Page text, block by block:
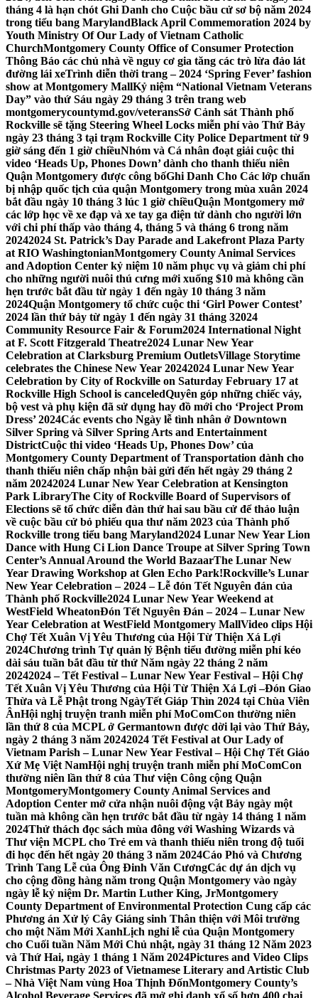
tháng 4 là hạn chót Ghi Danh cho Cuộc bầu cử sơ bộ năm 2024
trong tiểu bang MarylandBlack April Commemoration 2024 by
Youth Ministry Of Our Lady of Vietnam Catholic
ChurchMontgomery County Office of Consumer Protection
Thông Báo các chủ nhà về nguy cơ gia tăng các trò lừa đảo lát
đường lái xeTrình diễn thời trang – 2024 ‘Spring Fever’ fashion
show at Montgomery MallKỷ niệm “National Vietnam Veterans
Day” vào thứ Sáu ngày 29 tháng 3 trên trang web
montgomerycountymd.gov/veteransSở Cảnh sát Thành phố
Rockville sẽ tặng Steering Wheel Locks miễn phí vào Thứ Bảy
ngày 23 tháng 3 tại trạm Rockville City Police Department từ 9
giờ sáng đến 1 giờ chiềuNhóm và Cá nhân đoạt giải cuộc thi
video ‘Heads Up, Phones Down’ dành cho thanh thiếu niên
Quận Montgomery được công bốGhi Danh Cho Các lớp chuẩn
bị nhập quốc tịch của quận Montgomery trong mùa xuân 2024
bắt đầu ngày 10 tháng 3 lúc 1 giờ chiềuQuận Montgomery mở
các lớp học về xe đạp và xe tay ga điện tử dành cho người lớn
với chi phí thấp vào tháng 4, tháng 5 và tháng 6 trong năm
20242024 St. Patrick’s Day Parade and Lakefront Plaza Party
at RIO WashingtonianMontgomery County Animal Services
and Adoption Center kỷ niệm 10 năm phục vụ và giảm chi phí
cho những người nuôi thú cưng mới xuống $10 mà không cần
hẹn trước bắt đầu từ ngày 1 đến ngày 10 tháng 3 năm
2024Quận Montgomery tổ chức cuộc thi ‘Girl Power Contest’
2024 lần thứ bảy từ ngày 1 đến ngày 31 tháng 32024
Community Resource Fair & Forum2024 International Night
at F. Scott Fitzgerald Theatre2024 Lunar New Year
Celebration at Clarksburg Premium OutletsVillage Storytime
celebrates the Chinese New Year 20242024 Lunar New Year
Celebration by City of Rockville on Saturday February 17 at
Rockville High School is canceledQuyên góp những chiếc váy,
bộ vest và phụ kiện đã sử dụng hay đồ mới cho ‘Project Prom
Dress’ 2024Các events cho Ngày lễ tình nhân ở Downtown
Silver Spring và Silver Spring Arts and Entertainment
DistrictCuộc thi video ‘Heads Up, Phones Dow’ của
Montgomery County Department of Transportation dành cho
thanh thiếu niên chấp nhận bài gửi đến hết ngày 29 tháng 2
năm 20242024 Lunar New Year Celebration at Kensington
Park LibraryThe City of Rockville Board of Supervisors of
Elections sẽ tổ chức diễn đàn thứ hai sau bầu cử để thảo luận
về cuộc bầu cử bỏ phiếu qua thư năm 2023 của Thành phố
Rockville trong tiểu bang Maryland2024 Lunar New Year Lion
Dance with Hung Ci Lion Dance Troupe at Silver Spring Town
Center’s Annual Around the World BazaarThe Lunar New
Year Drawing Workshop at Glen Echo Park!Rockville’s Lunar
New Year Celebration – 2024 – Lễ đón Tết Nguyên đán của
Thành phố Rockville2024 Lunar New Year Weekend at
WestField WheatonĐón Tết Nguyên Đán – 2024 – Lunar New
Year Celebration at WestField Montgomery MallVideo clips Hội
Chợ Tết Xuân Vị Yêu Thương của Hội Từ Thiện Xá Lợi
2024Chương trình Tự quản lý Bệnh tiểu đường miễn phí kéo
dài sáu tuần bắt đầu từ thứ Năm ngày 22 tháng 2 năm
20242024 – Tết Festival – Lunar New Year Festival – Hội Chợ
Tết Xuân Vị Yêu Thương của Hội Từ Thiện Xá Lợi –Đón Giao
Thừa và Lễ Phật trong NgàyTết Giáp Thìn 2024 tại Chùa Viên
ÂnHội nghị truyện tranh miễn phí MoComCon thường niên
lần thứ 8 của MCPL ở Germantown được dời lại vào Thứ Bảy,
ngày 2 tháng 3 năm 20242024 Tết Festival at Our Lady of
Vietnam Parish – Lunar New Year Festival – Hội Chợ Tết Giáo
Xứ Mẹ Việt NamHội nghị truyện tranh miễn phí MoComCon
thường niên lần thứ 8 của Thư viện Công cộng Quận
MontgomeryMontgomery County Animal Services and
Adoption Center mở cửa nhận nuôi động vật Bảy ngày một
tuần mà không cần hẹn trước bắt đầu từ ngày 14 tháng 1 năm
2024Thử thách đọc sách mùa đông với Washing Wizards và
Thư viện MCPL cho Trẻ em và thanh thiếu niên trong độ tuổi
đi học đến hết ngày 20 tháng 3 năm 2024Cáo Phó và Chương
Trình Tang Lễ của Ông Đinh Văn CươngCác dự án dịch vụ
cho cộng đồng hàng năm trong Quận Montgomery vào ngày
ngày lễ kỷ niệm Dr. Martin Luther King, JrMontgomery
County Department of Environmental Protection Cung cấp các
Phương án Xử lý Cây Giáng sinh Thân thiện với Môi trường
cho một Năm Mới XanhLịch nghỉ lễ của Quận Montgomery
cho Cuối tuần Năm Mới Chủ nhật, ngày 31 tháng 12 Năm 2023
và Thứ Hai, ngày 1 tháng 1 Năm 2024Pictures and Video Clips
Christmas Party 2023 of Vietnamese Literary and Artistic Club
– Nhà Việt Nam vùng Hoa Thịnh ĐốnMontgomery County’s
Alcohol Beverage Services đã mở ghi danh xổ số hơn 400 chai